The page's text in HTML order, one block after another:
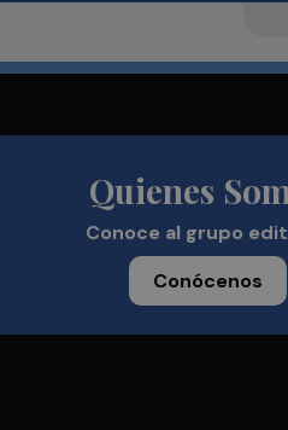
Quienes
Conoce al grupo
Conócenos